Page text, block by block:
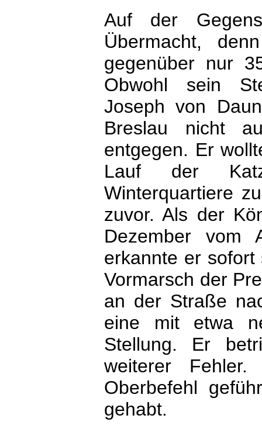
Auf der
Übermacht,
gegenüber nur
Obwohl sein
Joseph von
Breslau nicht
entgegen. Er
Lauf der
Winterquartiere
zuvor. Als der
Dezember vom
erkannte er
Vormarsch der
an der Straße
eine mit etwa
Stellung. Er
weiterer
Oberbefehl
gehabt.